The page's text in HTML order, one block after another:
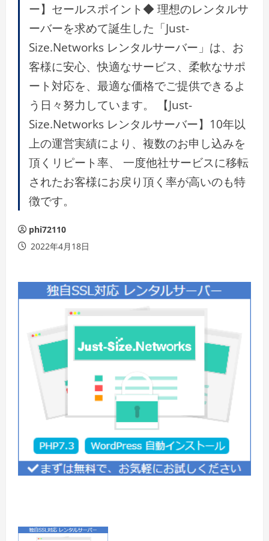
ー】セールスポイント◆ 理想のレンタルサ
ーバーを求めて誕生した「Just-
Size.Networks レンタルサーバー」は、お
客様に安心、快適なサービス、柔軟なサポ
ート対応を、最適な価格でご提供できるよ
う日々努力しています。 【Just-
Size.Networks レンタルサーバー】10年以
上の運営実績により、複数のお申し込みを
頂くリピート率、 一度他社サービスに移転
されたお客様にお戻り頂く率が高いのも特
徴です。
phi72110
2022年4月18日